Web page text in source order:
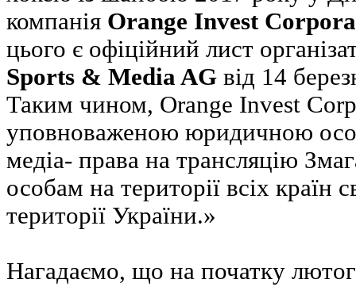
компанія Orange Invest
цього є офіційний лист
Sports & Media AG від 14
Таким чином, Orange Invest
уповноваженою юридичною
медіа- права на трансляцію
особам на території всіх країн
території України.»
Нагадаємо, що на початку